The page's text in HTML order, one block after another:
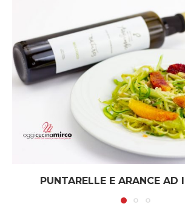
PUNTARELLE E ARANCE AD